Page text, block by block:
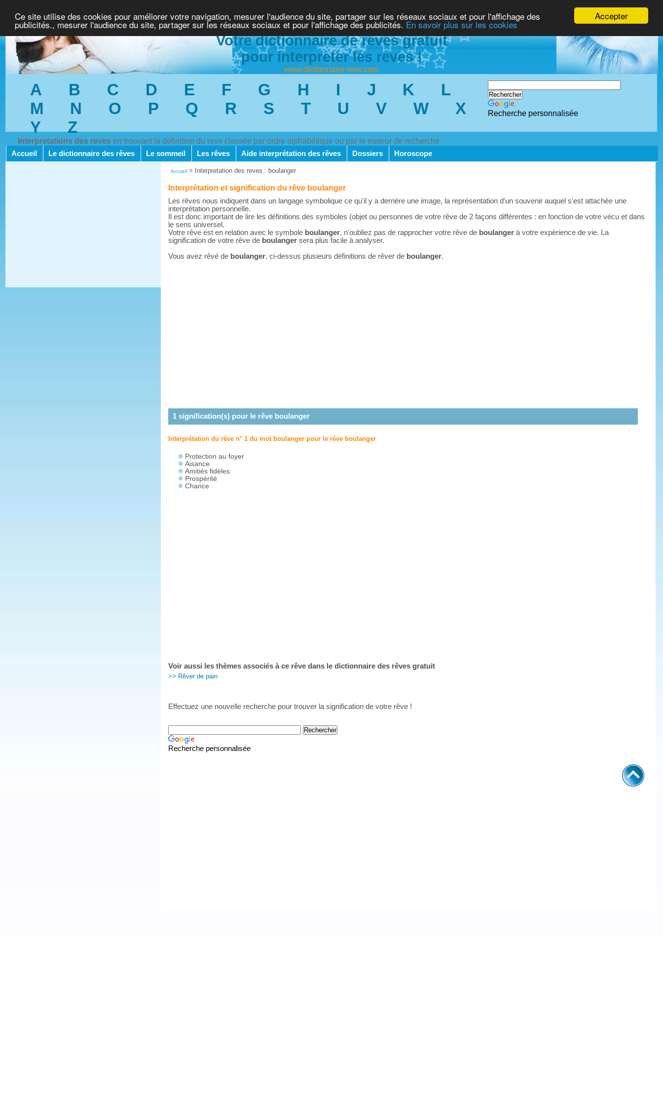
Accepter
Ce site utilise des cookies pour améliorer votre navigation, mesurer l'audience du site, partager sur les réseaux sociaux et pour l'affichage des
publicités., mesurer l'audience du site, partager sur les réseaux sociaux et pour l'affichage des publicités. En savoir plus sur les cookies
Votre dictionnaire de rêves gratuit
pour interpreter les reves !
www.dictionnaire-reve.com
A B C D E F G H I J K
L
M
N O P Q R S T U V W
X
Y
Z
Interpretations des reves en trouvant la définition du reve classée par ordre alphabétique ou par le moteur de recherche
Recherche personnalisée
Accueil Le dictionnaire des rêves Le sommeil Les rêves Aide interprétation des rêves Dossiers Horoscope
Accueil > Interpretation des reves : boulanger
Interprétation et signification du rêve boulanger
Les rêves nous indiquent dans un langage symbolique ce qu'il y a derrière une image, la représentation d'un souvenir auquel s'est attachée une
interprétation personnelle.
Il est donc important de lire les définitions des symboles (objet ou personnes de votre rêve de 2 façons différentes : en fonction de votre vécu et dans
le sens universel.
Votre rêve est en relation avec le symbole boulanger, n'oubliez pas de rapprocher votre rêve de boulanger à votre expérience de vie. La
signification de votre rêve de boulanger sera plus facile à analyser.
Vous avez rêvé de boulanger, ci-dessus plusieurs définitions de rêver de boulanger.
1signification(s) pour le rêve boulanger
Interprétation du rêve n° 1 du mot boulanger pour le rêve boulanger
Protection au foyer
Aisance
Amitiés fidèles
Prospérité
Chance
Voir aussi les thèmes associés à ce rêve dans le dictionnaire des rêves gratuit
>> Rêver de pain
Effectuez une nouvelle recherche pour trouver la signification de votre rêve !
Recherche personnalisée